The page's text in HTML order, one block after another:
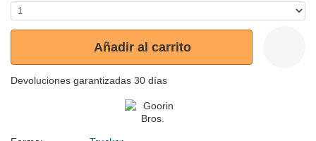
Añadir al carrito
Devoluciones garantizadas 30 días